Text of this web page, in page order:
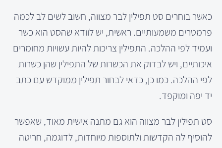
כאשר בוחרים סט תפילין לבר מצווה, חשוב לשים לב לכמה
פרמטרים משמעותיים. ראשית, יש לוודא שהסט הוא כשר
ועמיד לפי ההלכה. התפילין צריכות להיות עשויות מחומרים
איכותיים, ויש לבדוק את הכשרות של התפילין שהן כשרות
לפי ההלכה. כמו כן, כדאי לבחור תפילין ממוקדש עם כתב
יד יפה ומוקפד.
סט תפילין לבר מצווה הוא גם מתנה אישית מאוד, שאפשר
להוסיף לה הקדשות ולתוספות מיוחדות, לדוגמה, חריטה